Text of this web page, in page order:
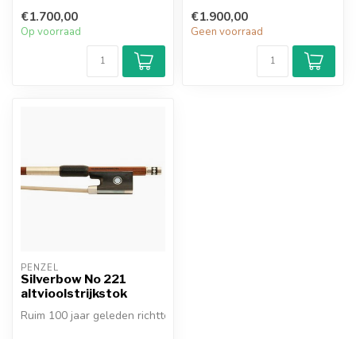
€1.700,00
Op voorraad
...
€1.900,00
Geen voorraad
PENZEL
Silverbow No 221
altvioolstrijkstok
Ruim 100 jaar geleden richtte Emil Max Penzel het familiebedrijf